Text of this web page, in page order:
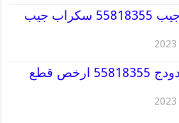
قطع غيار جيب 55818355 سكراب جيب
قطع غيار دودج 55818355 ارخص قطع